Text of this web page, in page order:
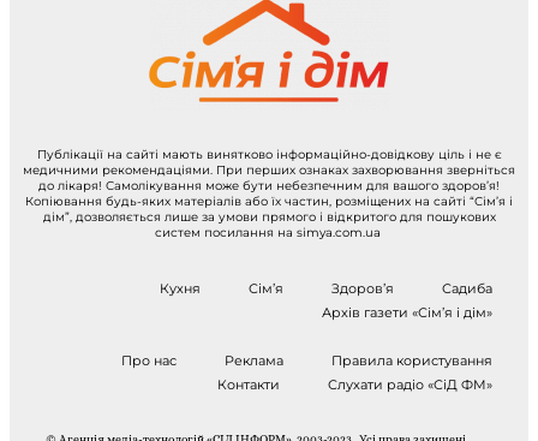
Публікації на сайті мають винятково інформаційно-довідкову ціль і не є
медичними рекомендаціями. При перших ознаках захворювання зверніться
до лікаря! Самолікування може бути небезпечним для вашого здоров’я!
Копіювання будь-яких матеріалів або їх частин, розміщених на сайті “Сім’я і
дім”, дозволяється лише за умови прямого і відкритого для пошукових
систем посилання на simya.com.ua
Кухня Сім’я Здоров’я
Садиба
Архів газети «Сім’я і дім»
Про нас Реклама
Правила користування
Контакти
Слухати радіо «СіД ФМ»